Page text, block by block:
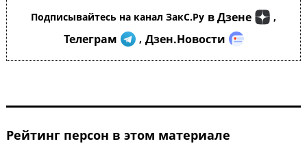
Подписывайтесь на канал ЗакС.Ру в Дзене ,
Телеграм , Дзен.Новости
Рейтинг персон в этом материале